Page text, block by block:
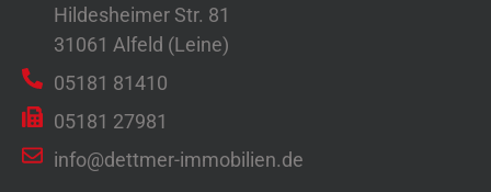
Hildesheimer Str. 81
31061 Alfeld (Leine)
05181 81410
05181 27981
info@dettmer-immobilien.de